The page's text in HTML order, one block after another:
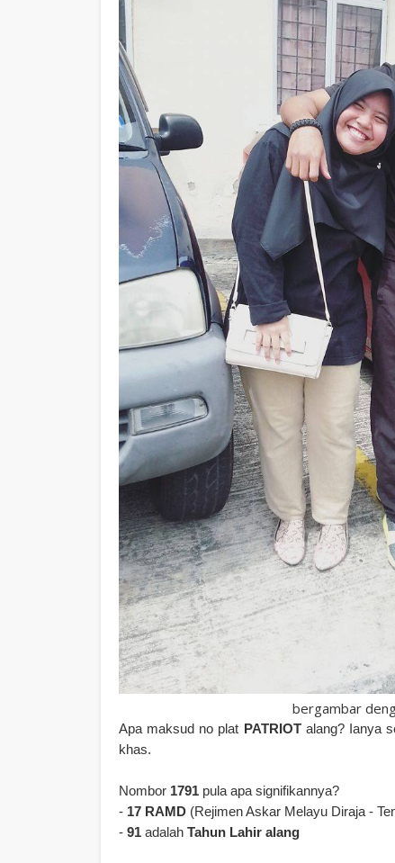
bergambar
Apa maksud no plat PATRIOTalang? Ianya
khas.
Nombor 1791 pula apa signifikannya?
- 17 RAMD (Rejimen Askar Melayu Diraja -
- 91 adalah Tahun Lahir alang